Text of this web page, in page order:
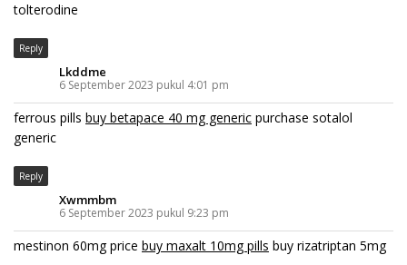
tolterodine
Reply
Lkddme
6 September 2023 pukul 4:01 pm
ferrous pills buy betapace 40 mg generic purchase sotalol
generic
Reply
Xwmmbm
6 September 2023 pukul 9:23 pm
mestinon 60mg price buy maxalt 10mg pills buy rizatriptan 5mg